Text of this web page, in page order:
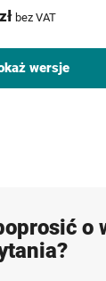
bez VAT
wersje
o